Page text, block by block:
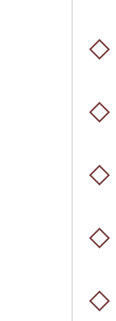
◇
◇
◇
◇
◇